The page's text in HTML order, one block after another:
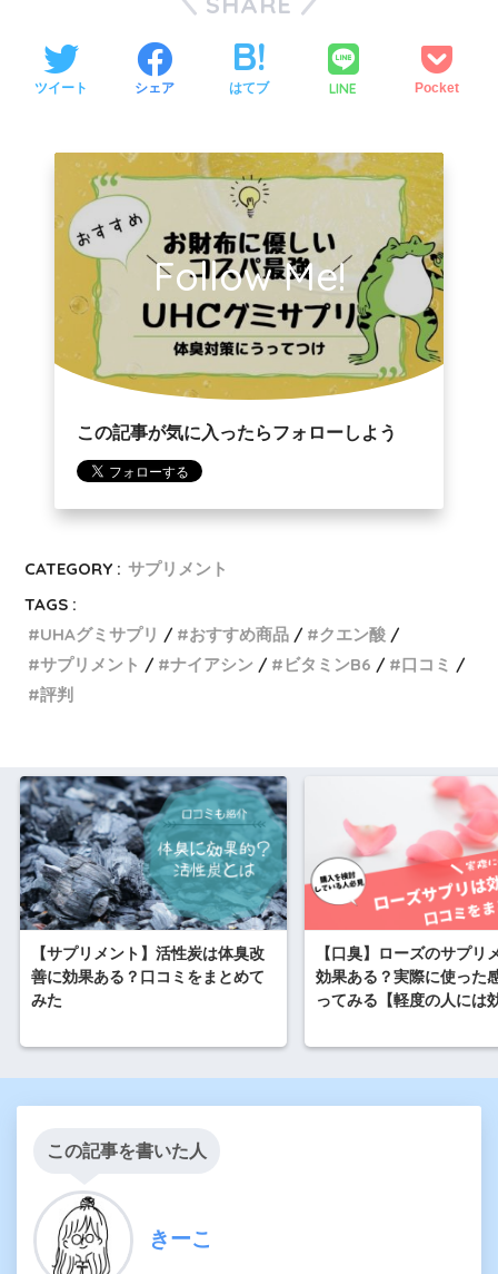
ツイート シェア はてブ LINE Pocket
Follow Me!
この記事が気に入ったらフォローしよう
CATEGORY : サプリメント
TAGS :
UHAグミサプリ
おすすめ商品
クエン酸
サプリメント
ナイアシン ビタミンB6
口コミ
評判
【サプリメント】活性炭は体臭改
善に効果ある？口コミをまとめて
みた
【口臭】ローズのサプリ
効果ある？実際に使った
ってみる【軽度の人には
この記事を書いた人
きーこ